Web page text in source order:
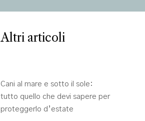
Altri articoli
Cani al mare e sotto il sole:
tutto quello che devi sapere per
proteggerlo d’estate